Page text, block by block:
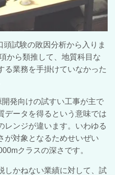
試験の敗因分析から入りま
から類推して、地質科目な
る業務を手掛けていなかった
発向けの試すい工事が主で
データを得るという意味では
レンジが違います。いわゆる
が対象となるためせいぜい
クラスの深さです。
しかねない業績に対して、試